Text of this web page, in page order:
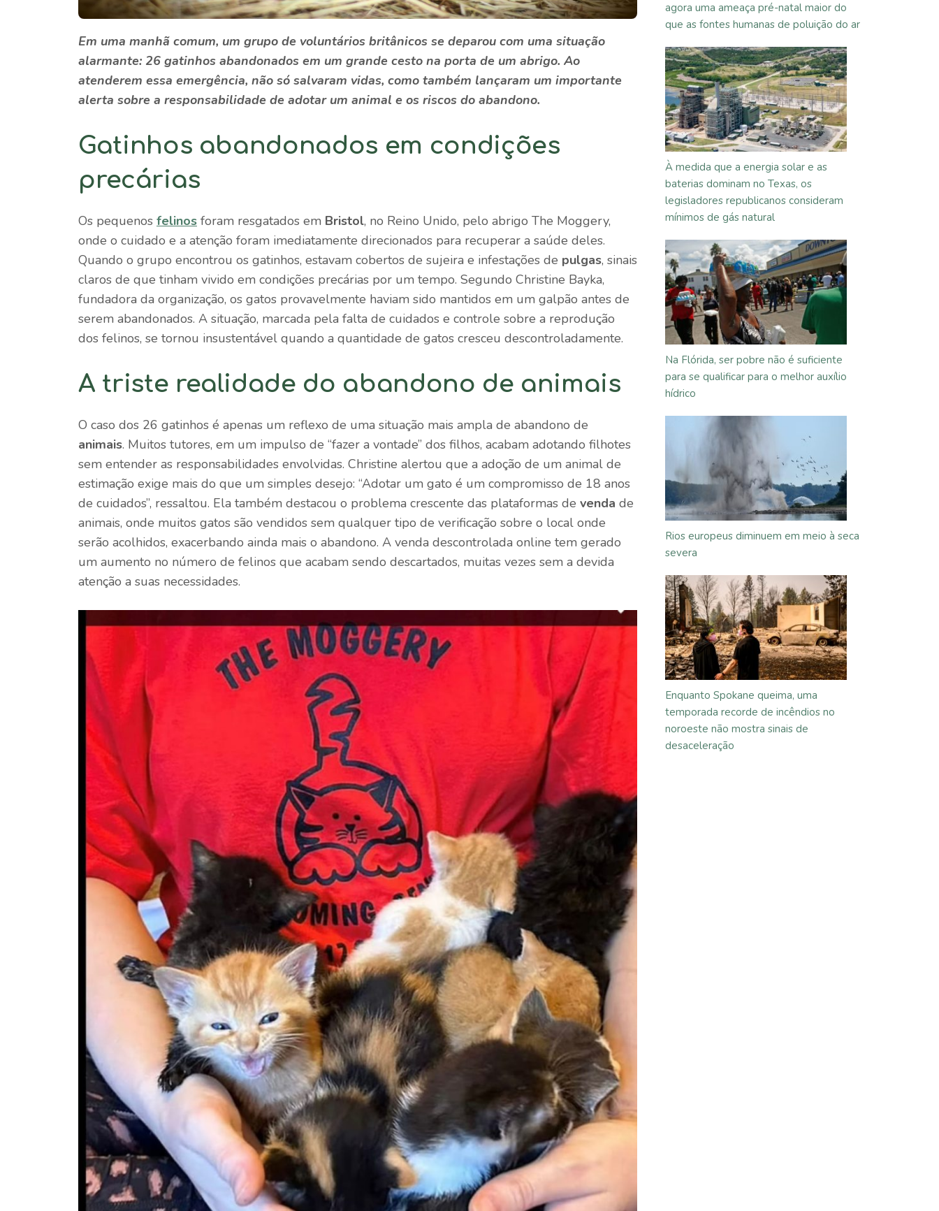
Em uma manhã comum, um grupo de voluntários britânicos se deparou com uma situação
alarmante: 26 gatinhos abandonados em um grande cesto na porta de um abrigo. Ao
atenderem essa emergência, não só salvaram vidas, como também lançaram um importante
alerta sobre a responsabilidade de adotar um animal e os riscos do abandono.
Gatinhos abandonados em condições
precárias
Os pequenos felinos foram resgatados em Bristol, no Reino Unido, pelo abrigo The Moggery,
onde o cuidado e a atenção foram imediatamente direcionados para recuperar a saúde deles.
Quando o grupo encontrou os gatinhos, estavam cobertos de sujeira e infestações de pulgas, sinais
claros de que tinham vivido em condições precárias por um tempo. Segundo Christine Bayka,
fundadora da organização, os gatos provavelmente haviam sido mantidos em um galpão antes de
serem abandonados. A situação, marcada pela falta de cuidados e controle sobre a reprodução
dos felinos, se tornou insustentável quando a quantidade de gatos cresceu descontroladamente.
A triste realidade do abandono de animais
O caso dos 26 gatinhos é apenas um reflexo de uma situação mais ampla de abandono de
animais. Muitos tutores, em um impulso de “fazer a vontade” dos filhos, acabam adotando filhotes
sem entender as responsabilidades envolvidas. Christine alertou que a adoção de um animal de
estimação exige mais do que um simples desejo: “Adotar um gato é um compromisso de 18 anos
de cuidados”, ressaltou. Ela também destacou o problema crescente das plataformas de venda de
animais, onde muitos gatos são vendidos sem qualquer tipo de verificação sobre o local onde
serão acolhidos, exacerbando ainda mais o abandono. A venda descontrolada online tem gerado
um aumento no número de felinos que acabam sendo descartados, muitas vezes sem a devida
atenção a suas necessidades.
agora uma ameaça pré-natal maior do
que as fontes humanas de poluição do ar
À medida que a energia solar e as
baterias dominam no Texas, os
legisladores republicanos consideram
mínimos de gás natural
Na Flórida, ser pobre não é suficiente
para se qualificar para o melhor auxílio
hídrico
Rios europeus diminuem em meio à seca
severa
Enquanto Spokane queima, uma
temporada recorde de incêndios no
noroeste não mostra sinais de
desaceleração